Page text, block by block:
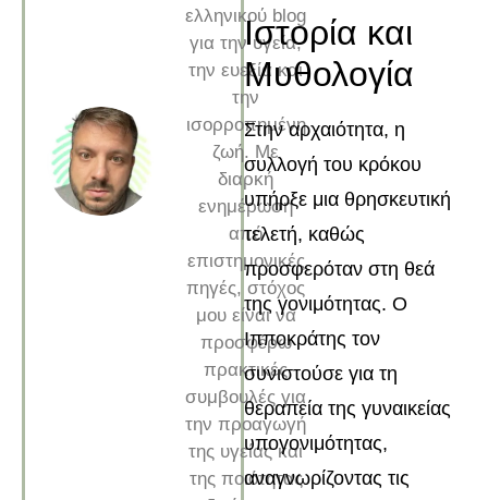
ελληνικού blog
για την υγεία,
την ευεξία και
την
ισορροπημένη
ζωή. Με
διαρκή
ενημέρωση
από
επιστημονικές
πηγές, στόχος
μου είναι να
προσφέρω
πρακτικές
συμβουλές για
την προαγωγή
της υγείας και
της ποιότητας
Ιστορία και
Μυθολογία
Στην αρχαιότητα, η
συλλογή του κρόκου
υπήρξε μια θρησκευτική
τελετή, καθώς
προσφερόταν στη θεά
της γονιμότητας. Ο
Ιπποκράτης τον
συνιστούσε για τη
θεραπεία της γυναικείας
υπογονιμότητας,
αναγνωρίζοντας τις